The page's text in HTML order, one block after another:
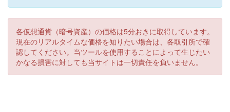
各仮想通貨（暗号資産）の価格は5分おきに取得しています。
現在のリアルタイムな価格を知りたい場合は、各取引所で確
認してください。当ツールを使用することによって生じたい
かなる損害に対しても当サイトは一切責任を負いません。